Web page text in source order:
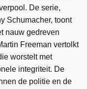
De serie,
Schumacher, toont
nauw gedreven
Freeman vertolkt
worstelt met
integriteit. De
de politie en de